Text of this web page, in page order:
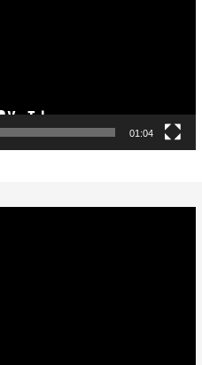
01:04